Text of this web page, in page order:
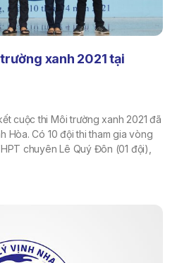
xanh 2021 tại
cuộc thi Môi trường xanh 2021 đã
Hòa. Có 10 đội thi tham gia vòng
chuyên Lê Quý Đôn (01 đội),